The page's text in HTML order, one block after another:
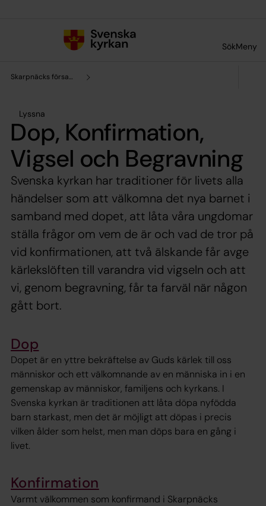
SökMeny
Skarpnäcks församling
Lyssna
Dop, Konfirmation,
Vigsel och Begravning
Svenska kyrkan har traditioner för livets alla
händelser som att välkomna det nya barnet i
samband med dopet, att låta våra ungdomar
ställa frågor om vem de är och vad de tror på
vid konfirmationen, att två älskande får avge
kärlekslöften till varandra vid vigseln och att
vi, genom begravning, får ta farväl när någon
gått bort.
Dop
Dopet är en yttre bekräftelse av Guds kärlek till oss
människor och ett välkomnande av en människa in i en
gemenskap av människor, familjens och kyrkans. I
Svenska kyrkan är traditionen att låta döpa nyfödda
barn starkast, men det är möjligt att döpas i precis
vilken ålder som helst, men man döps bara en gång i
livet.
Konfirmation
Varmt välkommen som konfirmand i Skarpnäcks